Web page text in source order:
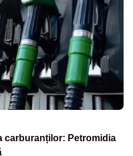
carburanților: Petromidia